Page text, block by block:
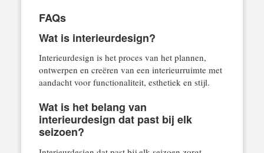
FAQs
Wat is interieurdesign?
Interieurdesign is het proces van het plannen,
ontwerpen en creëren van een interieurruimte met
aandacht voor functionaliteit, esthetiek en stijl.
Wat is het belang van
interieurdesign dat past bij elk
seizoen?